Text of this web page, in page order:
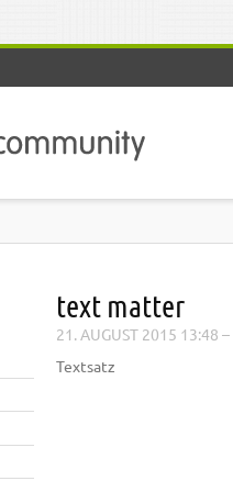
text matter
21. AUGUST 2015 13:48 –
Textsatz